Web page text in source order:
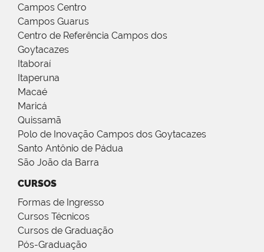
Campos Centro
Campos Guarus
Centro de Referência Campos dos
Goytacazes
Itaboraí
Itaperuna
Macaé
Maricá
Quissamã
Polo de Inovação Campos dos Goytacazes
Santo Antônio de Pádua
São João da Barra
CURSOS
Formas de Ingresso
Cursos Técnicos
Cursos de Graduação
Pós-Graduação